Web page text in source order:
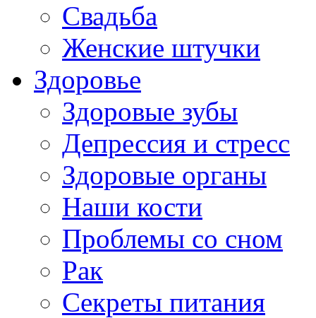
Свадьба
Женские штучки
Здоровье
Здоровые зубы
Депрессия и стресс
Здоровые органы
Наши кости
Проблемы со сном
Рак
Секреты питания